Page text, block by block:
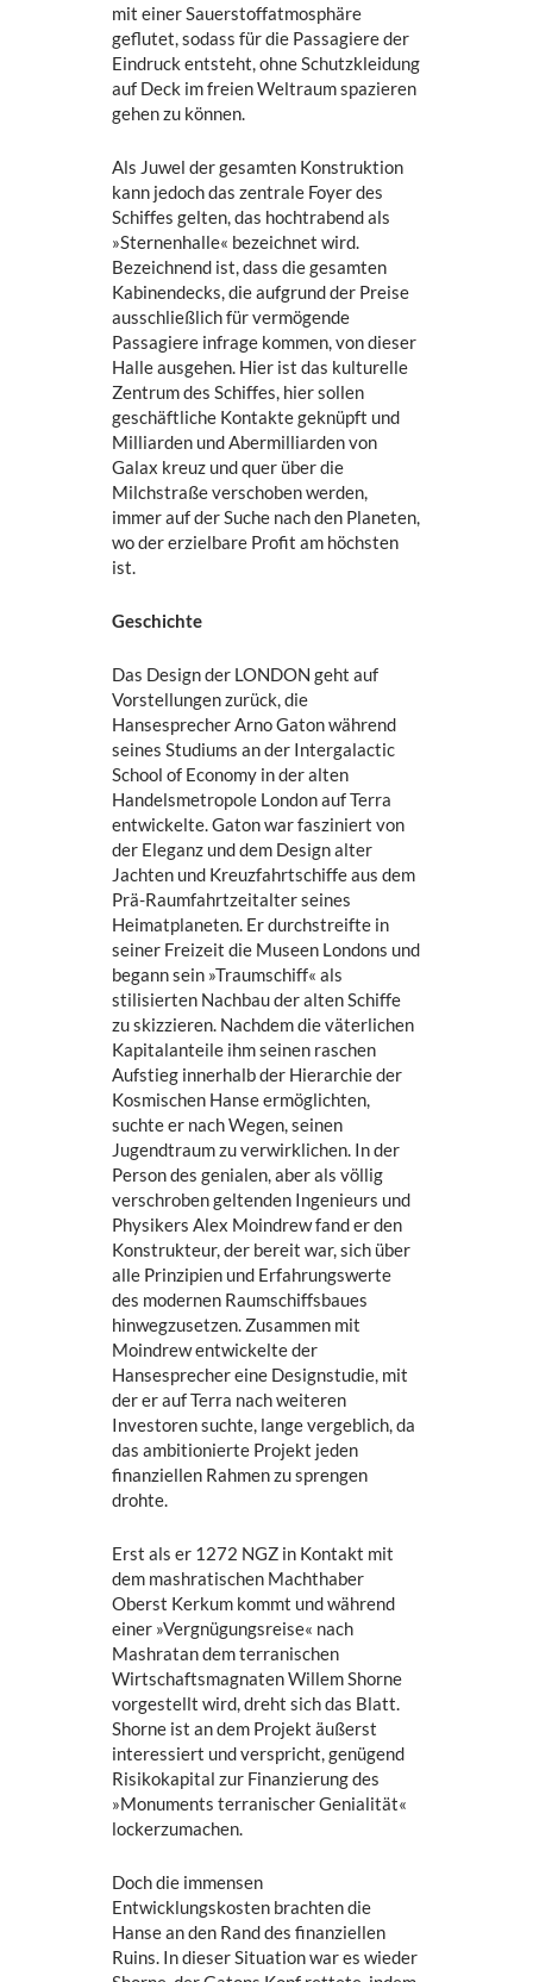
mit einer Sauerstoffatmosphäre
geflutet, sodass für die Passagiere der
Eindruck entsteht, ohne Schutzkleidung
auf Deck im freien Weltraum spazieren
gehen zu können.
Als Juwel der gesamten Konstruktion
kann jedoch das zentrale Foyer des
Schiffes gelten, das hochtrabend als
»Sternenhalle« bezeichnet wird.
Bezeichnend ist, dass die gesamten
Kabinendecks, die aufgrund der Preise
ausschließlich für vermögende
Passagiere infrage kommen, von dieser
Halle ausgehen. Hier ist das kulturelle
Zentrum des Schiffes, hier sollen
geschäftliche Kontakte geknüpft und
Milliarden und Abermilliarden von
Galax kreuz und quer über die
Milchstraße verschoben werden,
immer auf der Suche nach den Planeten,
wo der erzielbare Profit am höchsten
ist.
Geschichte
Das Design der LONDON geht auf
Vorstellungen zurück, die
Hansesprecher Arno Gaton während
seines Studiums an der Intergalactic
School of Economy in der alten
Handelsmetropole London auf Terra
entwickelte. Gaton war fasziniert von
der Eleganz und dem Design alter
Jachten und Kreuzfahrtschiffe aus dem
Prä-Raumfahrtzeitalter seines
Heimatplaneten. Er durchstreifte in
seiner Freizeit die Museen Londons und
begann sein »Traumschiff« als
stilisierten Nachbau der alten Schiffe
zu skizzieren. Nachdem die väterlichen
Kapitalanteile ihm seinen raschen
Aufstieg innerhalb der Hierarchie der
Kosmischen Hanse ermöglichten,
suchte er nach Wegen, seinen
Jugendtraum zu verwirklichen. In der
Person des genialen, aber als völlig
verschroben geltenden Ingenieurs und
Physikers Alex Moindrew fand er den
Konstrukteur, der bereit war, sich über
alle Prinzipien und Erfahrungswerte
des modernen Raumschiffsbaues
hinwegzusetzen. Zusammen mit
Moindrew entwickelte der
Hansesprecher eine Designstudie, mit
der er auf Terra nach weiteren
Investoren suchte, lange vergeblich, da
das ambitionierte Projekt jeden
finanziellen Rahmen zu sprengen
drohte.
Erst als er 1272 NGZ in Kontakt mit
dem mashratischen Machthaber
Oberst Kerkum kommt und während
einer »Vergnügungsreise« nach
Mashratan dem terranischen
Wirtschaftsmagnaten Willem Shorne
vorgestellt wird, dreht sich das Blatt.
Shorne ist an dem Projekt äußerst
interessiert und verspricht, genügend
Risikokapital zur Finanzierung des
»Monuments terranischer Genialität«
lockerzumachen.
Doch die immensen
Entwicklungskosten brachten die
Hanse an den Rand des finanziellen
Ruins. In dieser Situation war es wieder